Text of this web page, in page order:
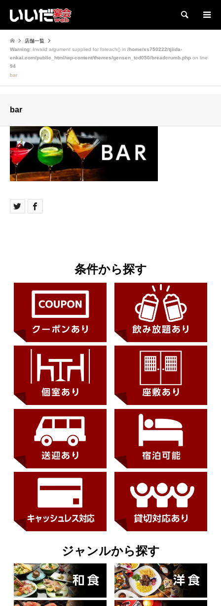
検索
店舗一覧
Warning: Invalid argument supplied for foreach() in /home/xs750222/tjiida-
enkai.com/public_html/wp-content/themes/gensen_tcd050/breadcrumb.php on line
94
bar
bar
条件から探す
ジャンルから探す